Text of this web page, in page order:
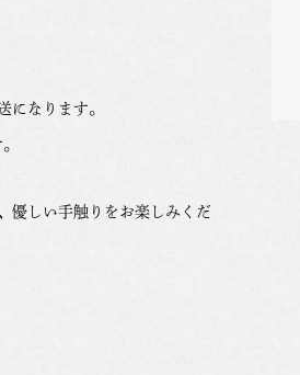
になります。
優しい手触りをお楽しみくだ